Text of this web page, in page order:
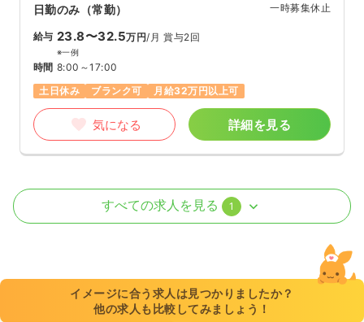
日勤のみ（常勤） 一時募集休止
給与 23.8〜32.5万円/月 賞与2回
※一例
時間 8:00～17:00
土日休み
ブランク可 月給32万円以上可
気になる 詳細を見る
訪問看護 正・准看護師 デイケア・デイサービス
8:00～17:00
ブランク可 時給1,700円以上可
すべての求人を見る 1
イメージに合う求人は見つかりましたか？
他の求人も比較してみましょう！